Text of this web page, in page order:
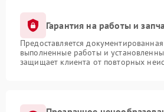
Гарантия на работы и
Предоставляется
выполненные работы и
защищает клиента от повторных